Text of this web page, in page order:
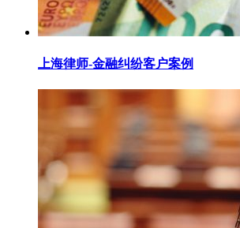
上海律师-金融纠纷客户案例